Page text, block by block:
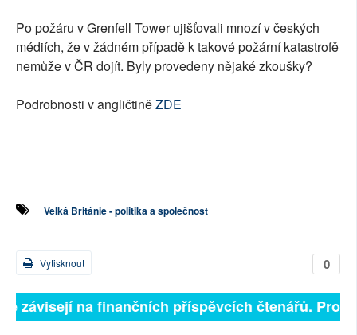
Po požáru v Grenfell Tower ujišťovali mnozí v českých
médiích, že v žádném případě k takové požární katastrofě
nemůže v ČR dojít. Byly provedeny nějaké zkoušky?
Podrobnosti v angličtiněZDE
Velká Británie - politika a společnost
0
Vytisknout
závisejí na finančních příspěvcích čtenářů.